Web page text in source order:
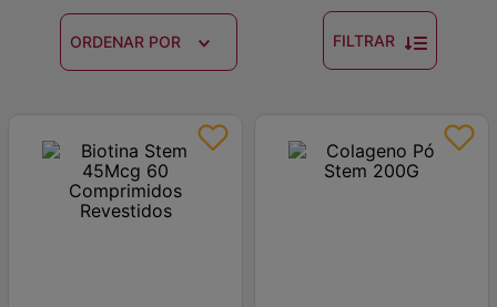
ORDENAR POR FILTRAR